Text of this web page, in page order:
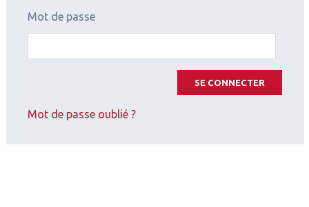
Mot de passe
SE CONNECTER
Mot de passe oublié ?